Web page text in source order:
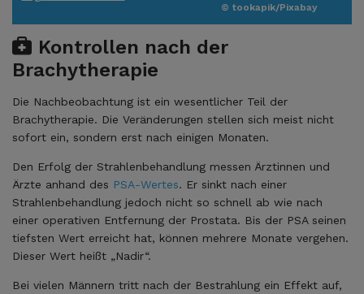
© tookapik/Pixabay
Kontrollen nach der
Brachytherapie
Die Nachbeobachtung ist ein wesentlicher Teil der
Brachytherapie. Die Veränderungen stellen sich meist nicht
sofort ein, sondern erst nach einigen Monaten.
Den Erfolg der Strahlenbehandlung messen Ärztinnen und
Ärzte anhand des PSA-Wertes. Er sinkt nach einer
Strahlenbehandlung jedoch nicht so schnell ab wie nach
einer operativen Entfernung der Prostata. Bis der PSA seinen
tiefsten Wert erreicht hat, können mehrere Monate vergehen.
Dieser Wert heißt „Nadir“.
Bei vielen Männern tritt nach der Bestrahlung ein Effekt auf,